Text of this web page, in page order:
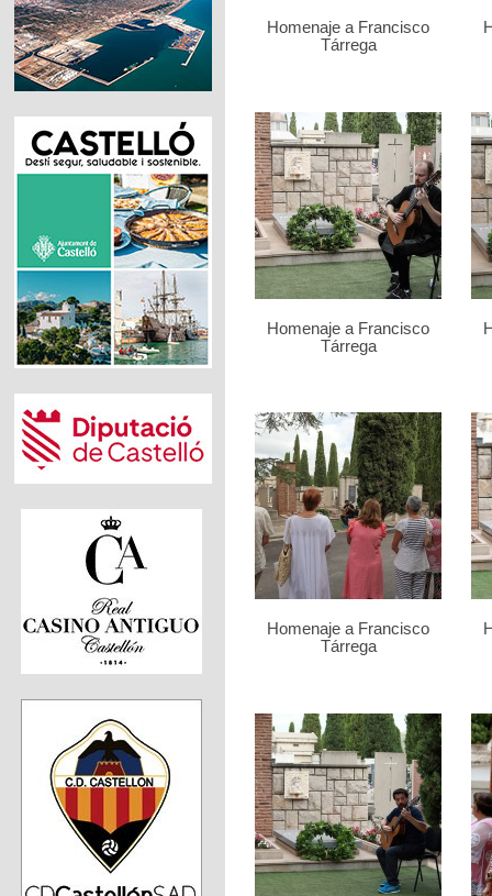
Homenaje a Francisco
Tárrega
Homenaje a Francisco
Tárrega
Homenaje a Francisco
Tárrega